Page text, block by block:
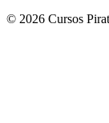
© 2026 Cursos